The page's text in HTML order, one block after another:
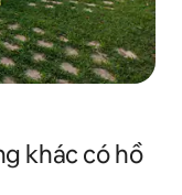
khác có hồ